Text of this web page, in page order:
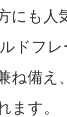
にも人
ドフ
ね備え
ます。